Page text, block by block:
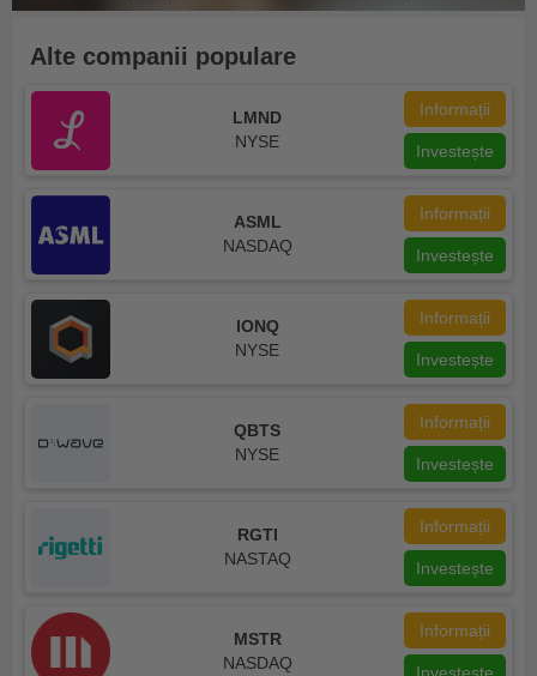
Alte companii populare
LMND
NYSE
Informații
Investește
ASML
NASDAQ
Informații
Investește
IONQ
NYSE
Informații
Investește
QBTS
NYSE
Informații
Investește
RGTI
NASTAQ
Informații
Investește
MSTR
NASDAQ
Informații